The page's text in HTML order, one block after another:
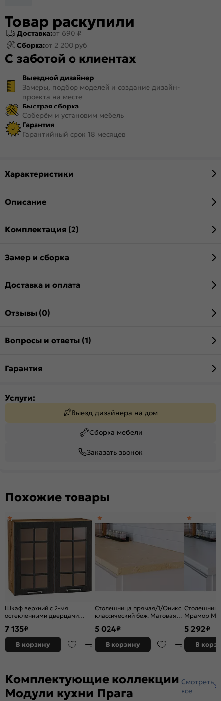
Товар раскупили
Доставка:от 690 ₽
Сборка:от 2 200 руб
С заботой о клиентах
Выездной дизайнер
Замеры, подбор моделей и создание дизайн-
проекта на месте
Быстрая сборка
Соберём и установим мебель
Гарантия
Гарантийный срок 18 месяцев
Характеристики
Описание
Комплектация (2)
Замер и сборка
Доставка и оплата
Отзывы (0)
Вопросы и ответы (1)
Гарантия
Услуги:
Выезд дизайнера на дом
Сборка мебели
Заказать звонок
Похожие товары
Шкаф верхний с 2-мя
остекленными дверцами
Вотан 716*800*318
7 135₽
В корзину
Столешница прямая/1/Оникс
классический беж. Матовая
5 024₽
В корзину
Мрамор
5 292₽
В
Комплектующие коллекции
Модули кухни Прага
Смотреть
все